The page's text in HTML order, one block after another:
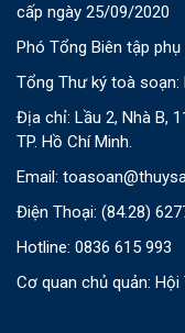
cấp ngày 25/09/2020
Phó Tổng Biên tập
Tổng Thư ký toà soạn:
Địa chỉ: Lầu 2, Nhà B,
TP. Hồ Chí Minh.
Email:
Điện Thoại: (84.28)
Hotline: 0836 615 993
Cơ quan chủ quản: